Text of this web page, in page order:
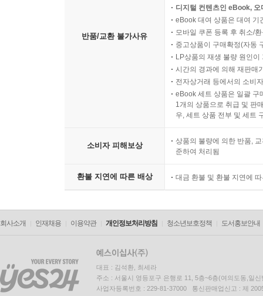
반품/교환 불가사유
디지털 컨텐츠인 eBook,
eBook 대여 상품은 대여 기
모바일 쿠폰 등록 후 취소/
중고상품이 구매확정(자동
LP상품의 재생 불량 원인
시간의 경과에 의해 재판매
전자상거래 등에서의 소비
eBook 세트 상품은 일괄 구
1개의 상품으로 취급 및 판
우, 세트 상품 전부 및 세트
소비자 피해보상
상품의 불량에 의한 반품,
준하여 처리됨
환불 지연에 따른 배상 대금 환불 및 환불 지연에
회사소개 인재채용 이용약관 개인정보처리방침 청소년보호정책 도서홍보안내
대표 : 김석환, 최세라
주소 : 서울시 영등포구 은행로 11, 5층~6층(여의도동,일신
사업자등록번호 : 229-81-37000 통신판매업신고 : 제